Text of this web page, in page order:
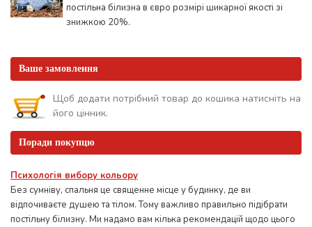
постільна білизна в євро розмірі шикарної якості зі
знижкою 20%.
Ваше замовлення
Щоб додати потрібний товар до кошика натисніть на
його цінник.
Поради покупцю
Психологія вибору кольору
Без сумніву, спальня це священне місце у будинку, де ви
відпочиваєте душею та тілом. Тому важливо правильно підібрати
постільну білизну. Ми надамо вам кілька рекомендацій щодо цього